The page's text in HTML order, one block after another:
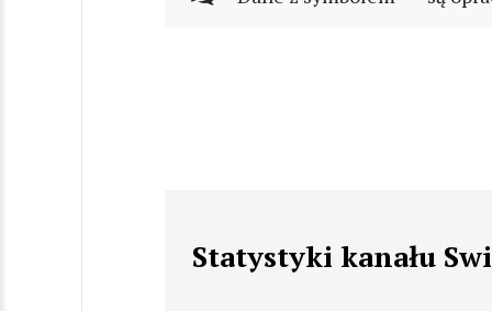
Statystyki kanału